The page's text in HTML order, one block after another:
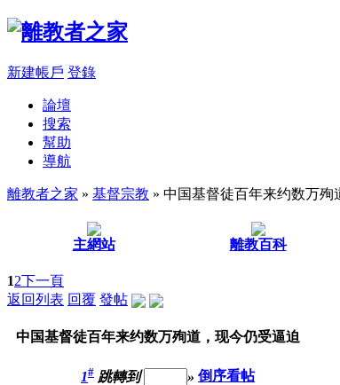
新建帳戶 登錄
論壇
搜索
幫助
導航
離教者之家 » 基督宗教 » 中国基督徒百年来约数万殉
主網站 離教百科
12下一頁
返回列表 回覆 發帖
中国基督徒百年来约数万殉道，现今仍受逼迫
1# 跳轉到 » 倒序看帖